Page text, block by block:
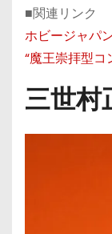
■関連リンク
ホビージャパ
“魔王崇拝型コ
三世村